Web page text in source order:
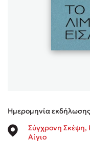
Ημερομηνία εκδήλωσης
Σύγχρονη Σκέψη,
Αίγιο